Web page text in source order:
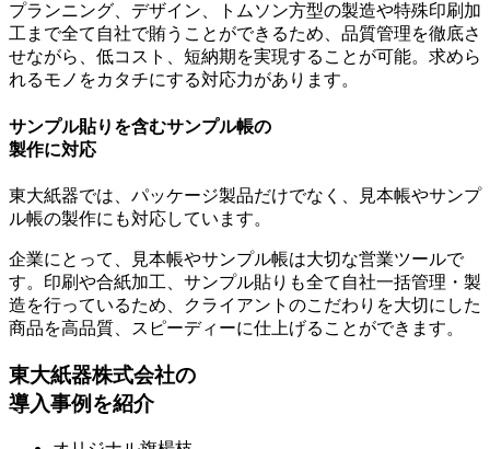
プランニング、デザイン、トムソン方型の製造や特殊印刷加
工まで全て自社で賄うことができるため、品質管理を徹底さ
せながら、低コスト、短納期を実現することが可能。 求めら
れるモノをカタチにする対応力があります。
サンプル貼りを含むサンプル帳の
製作に対応
東大紙器では、パッケージ製品だけでなく、見本帳やサンプ
ル帳の製作にも対応しています。
企業にとって、見本帳やサンプル帳は大切な営業ツールで
す。印刷や合紙加工、サンプル貼りも全て自社一括管理・製
造を行っているため、クライアントのこだわりを大切にした
商品を高品質、スピーディーに仕上げることができます。
東大紙器株式会社の
導入事例を紹介